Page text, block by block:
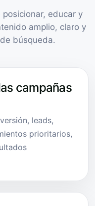
educar y
amplio, claro y
búsqueda.
campañas
leads,
prioritarios,